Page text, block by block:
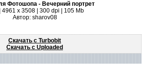
Фотошопа - Вечерний портрет
4961 х 3508 | 300 dpi | 105 Mb
Автор: sharov08
Скачать с Turbobit
Скачать с Uploaded